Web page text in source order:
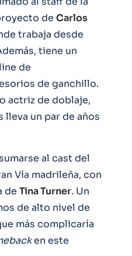
de Carlos
trabaja desde
tiene un
de
de ganchillo.
actriz de doblaje,
un par de años
al cast del
Vía madrileña, con
de Tina Turner. Un
de alto nivel de
más complicaría
en este